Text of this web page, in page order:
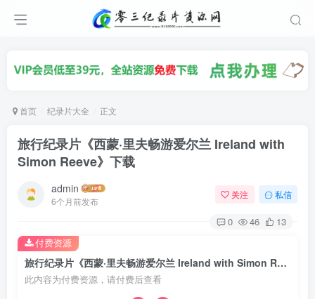
首页 纪录片大全 正文
旅行纪录片《西蒙·里夫畅游爱尔兰 Ireland with
Simon Reeve》下载
admin
6个月前发布
关注 私信
0 46 13
旅行纪录片《西蒙·里夫畅游爱尔兰 Ireland with Simon Reeve》下载
此内容为付费资源，请付费后查看
付费资源